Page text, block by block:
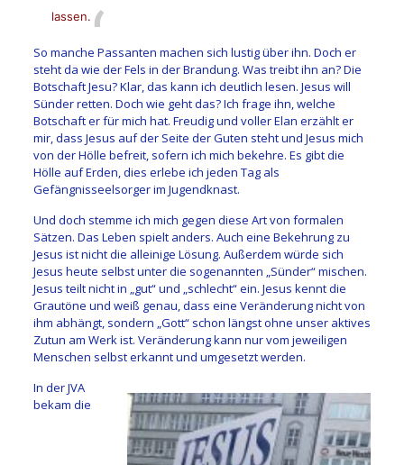
lassen.
So manche Passanten machen sich lustig über ihn. Doch er
steht da wie der Fels in der Brandung. Was treibt ihn an? Die
Botschaft Jesu? Klar, das kann ich deutlich lesen. Jesus will
Sünder retten. Doch wie geht das? Ich frage ihn, welche
Botschaft er für mich hat. Freudig und voller Elan erzählt er
mir, dass Jesus auf der Seite der Guten steht und Jesus mich
von der Hölle befreit, sofern ich mich bekehre. Es gibt die
Hölle auf Erden, dies erlebe ich jeden Tag als
Gefängnisseelsorger im Jugendknast.
Und doch stemme ich mich gegen diese Art von formalen
Sätzen. Das Leben spielt anders. Auch eine Bekehrung zu
Jesus ist nicht die alleinige Lösung. Außerdem würde sich
Jesus heute selbst unter die sogenannten „Sünder“ mischen.
Jesus teilt nicht in „gut“ und „schlecht“ ein. Jesus kennt die
Grautöne und weiß genau, dass eine Veränderung nicht von
ihm abhängt, sondern „Gott“ schon längst ohne unser aktives
Zutun am Werk ist. Veränderung kann nur vom jeweiligen
Menschen selbst erkannt und umgesetzt werden.
In der JVA
bekam die